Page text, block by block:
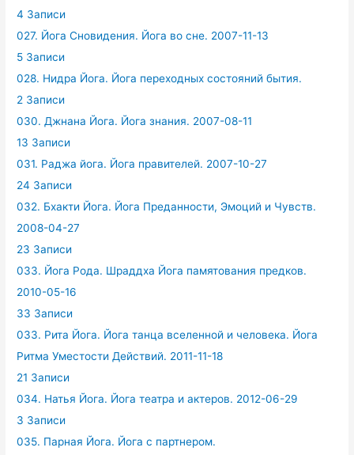
4 Записи
027. Йога Сновидения. Йога во сне. 2007-11-13
5 Записи
028. Нидра Йога. Йога переходных состояний бытия.
2 Записи
030. Джнана Йога. Йога знания. 2007-08-11
13 Записи
031. Раджа йога. Йога правителей. 2007-10-27
24 Записи
032. Бхакти Йога. Йога Преданности, Эмоций и Чувств.
2008-04-27
23 Записи
033. Йога Рода. Шраддха Йога памятования предков.
2010-05-16
33 Записи
033. Рита Йога. Йога танца вселенной и человека. Йога
Ритма Уместости Действий. 2011-11-18
21 Записи
034. Натья Йога. Йога театра и актеров. 2012-06-29
3 Записи
035. Парная Йога. Йога с партнером.